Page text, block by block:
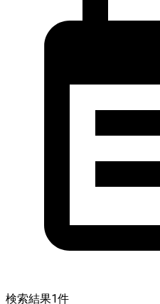
検索結果1件